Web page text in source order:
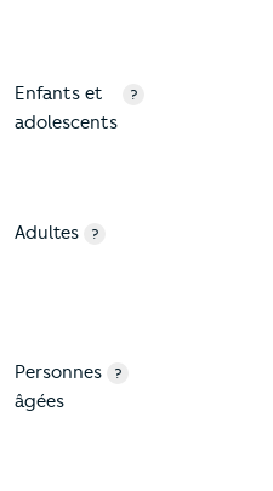
Enfants et
adolescents
?
Adultes ?
Personnes
âgées
?